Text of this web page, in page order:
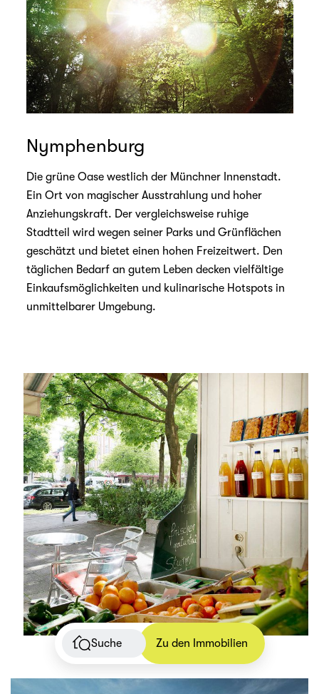
Suche Zu den Immobilien
Nymphenburg
Die grüne Oase westlich der Münchner Innenstadt.
Ein Ort von magischer Ausstrahlung und hoher
Anziehungskraft. Der vergleichsweise ruhige
Stadtteil wird wegen seiner Parks und Grünflächen
geschätzt und bietet einen hohen Freizeitwert. Den
täglichen Bedarf an gutem Leben decken vielfältige
Einkaufsmöglichkeiten und kulinarische Hotspots in
unmittelbarer Umgebung.